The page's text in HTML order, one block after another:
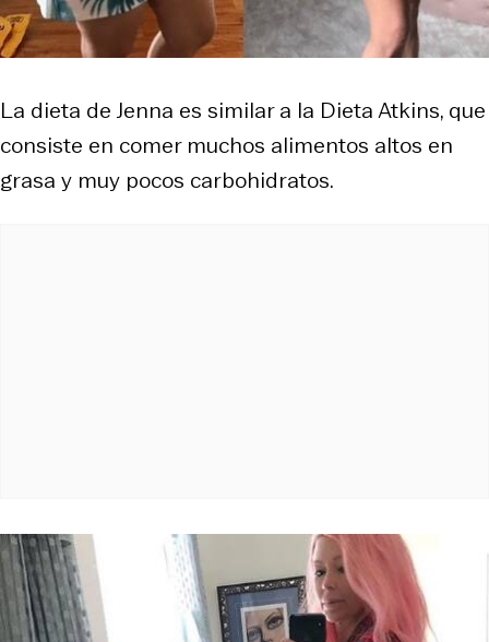
La dieta de Jenna es similar a la Dieta Atkins, que
consiste en comer muchos alimentos altos en
grasa y muy pocos carbohidratos.